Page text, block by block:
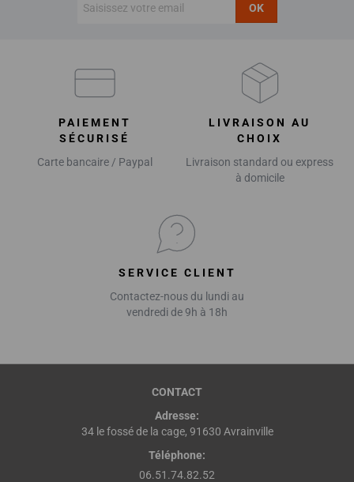
OK
PAIEMENT
SÉCURISÉ
Carte bancaire / Paypal
LIVRAISON AU
CHOIX
Livraison standard ou express
à domicile
SERVICE CLIENT
Contactez-nous du lundi au
vendredi de 9h à 18h
CONTACT
Adresse:
34 le fossé de la cage, 91630 Avrainville
Téléphone:
06.51.74.82.52